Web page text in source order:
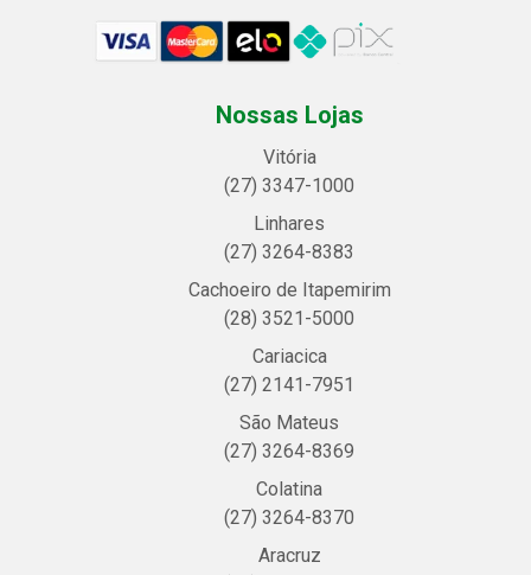
Nossas Lojas
Vitória
(27) 3347-1000
Linhares
(27) 3264-8383
Cachoeiro de Itapemirim
(28) 3521-5000
Cariacica
(27) 2141-7951
São Mateus
(27) 3264-8369
Colatina
(27) 3264-8370
Aracruz